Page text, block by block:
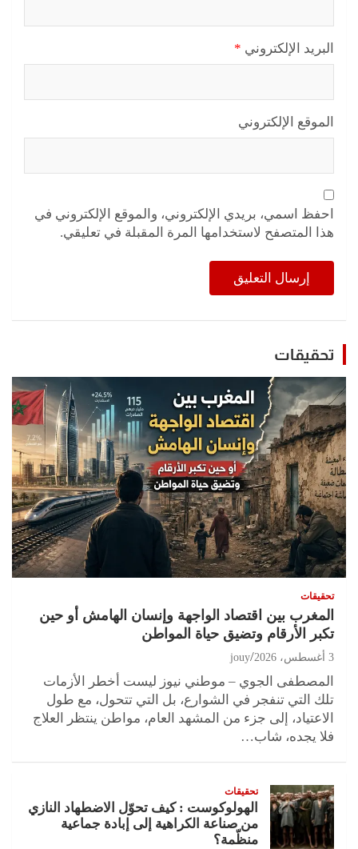
البريد الإلكتروني *
الموقع الإلكتروني
احفظ اسمي، بريدي الإلكتروني، والموقع الإلكتروني في
هذا المتصفح لاستخدامها المرة المقبلة في تعليقي.
تحقيقات
تحقيقات
المغرب بين اقتصاد الواجهة وإنسان الهامش أو حين
تكبر الأرقام وتضيق حياة المواطن
3 أغسطس، 2026 jouy
المصطفى الجوي – موطني نيوز ليست أخطر الأزمات
تلك التي تنفجر في الشوارع، بل التي تتحول، مع طول
الاعتياد، إلى جزء من المشهد العام، مواطن ينتظر العلاج
فلا يجده، شاب…
تحقيقات
الهولوكوست : كيف تحوّل الاضطهاد النازي
من صناعة الكراهية إلى إبادة جماعية
منظّمة؟